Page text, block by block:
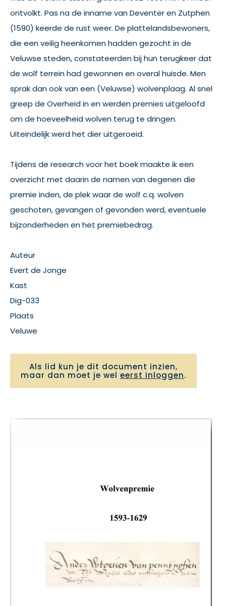
ontvolkt. Pas na de inname van Deventer en Zutphen
(1590) keerde de rust weer. De plattelandsbewoners,
die een veilig heenkomen hadden gezocht in de
Veluwse steden, constateerden bij hun terugkeer dat
de wolf terrein had gewonnen en overal huisde. Men
sprak dan ook van een (Veluwse) wolvenplaag. Al snel
greep de Overheid in en werden premies uitgeloofd
om de hoeveelheid wolven terug te dringen.
Uiteindelijk werd het dier uitgeroeid.
Tijdens de research voor het boek maakte ik een
overzicht met daarin de namen van degenen die
premie inden, de plek waar de wolf c.q. wolven
geschoten, gevangen of gevonden werd, eventuele
bijzonderheden en het premiebedrag.
Auteur
Evert de Jonge
Kast
Dig-033
Plaats
Veluwe
Als lid kun je dit document inzien,
maar dan moet je wel eerst inloggen.